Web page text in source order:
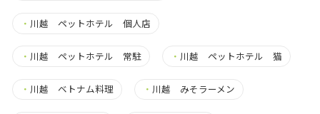
・ 川越 ペットホテル 個人店
・ 川越 ペットホテル 常駐 ・ 川越 ペットホテル 猫
・ 川越 ベトナム料理 ・ 川越 みそラーメン